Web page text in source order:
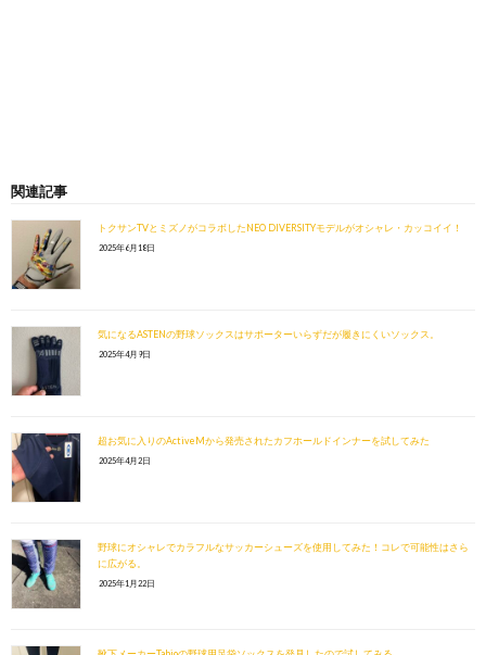
関連記事
トクサンTVとミズノがコラボしたNEO DIVERSITYモデルがオシャレ・カッコイイ！
2025年6月18日
気になるASTENの野球ソックスはサポーターいらずだが履きにくいソックス。
2025年4月9日
超お気に入りのActiveMから発売されたカフホールドインナーを試してみた
2025年4月2日
野球にオシャレでカラフルなサッカーシューズを使用してみた！コレで可能性はさら
に広がる。
2025年1月22日